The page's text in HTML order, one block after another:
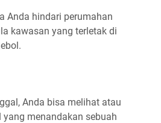
Anda hindari perumahan
kawasan yang terletak di
Anda bisa melihat atau
menandakan sebuah